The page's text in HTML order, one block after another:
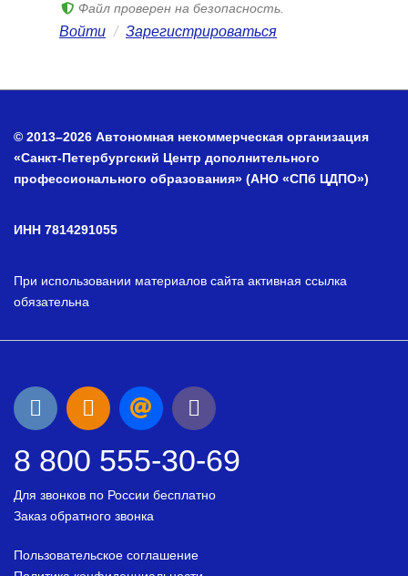
Файл проверен на безопасность.
Войти / Зарегистрироваться
© 2013–2026 Автономная некоммерческая организация
«Санкт-Петербургский Центр дополнительного
профессионального образования» (АНО «СПб ЦДПО»)
ИНН 7814291055
При использовании материалов сайта активная ссылка
обязательна
8 800 555-30-69
Для звонков по России бесплатно
Заказ обратного звонка
Пользовательское соглашение